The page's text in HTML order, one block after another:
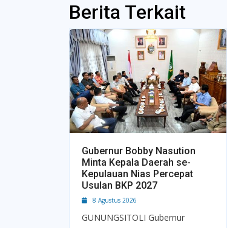
Berita Terkait
Gubernur Bobby Nasution
Minta Kepala Daerah se-
Kepulauan Nias Percepat
Usulan BKP 2027
8 Agustus 2026
GUNUNGSITOLI Gubernur